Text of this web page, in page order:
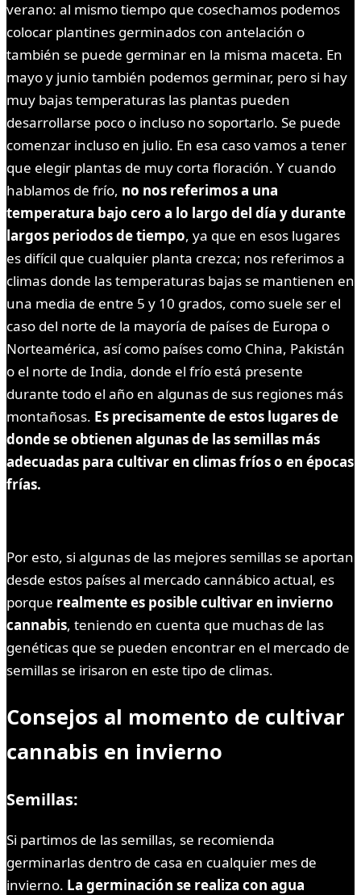
verano: al mismo tiempo que cosechamos podemos
colocar plantines germinados con antelación o
también se puede germinar en la misma maceta. En
mayo y junio también podemos germinar, pero si hay
muy bajas temperaturas las plantas pueden
desarrollarse poco o incluso no soportarlo. Se puede
comenzar incluso en julio. En esa caso vamos a tener
que elegir plantas de muy corta floración. Y cuando
hablamos de frío, no nos referimos a una
temperatura bajo cero a lo largo del día y durante
largos periodos de tiempo, ya que en esos lugares
es difícil que cualquier planta crezca; nos referimos a
climas donde las temperaturas bajas se mantienen en
una media de entre 5 y 10 grados, como suele ser el
caso del norte de la mayoría de países de Europa o
Norteamérica, así como países como China, Pakistán
o el norte de India, donde el frío está presente
durante todo el año en algunas de sus regiones más
montañosas. Es precisamente de estos lugares de
donde se obtienen algunas de las semillas más
adecuadas para cultivar en climas fríos o en épocas
frías.
Por esto, si algunas de las mejores semillas se aportan
desde estos países al mercado cannábico actual, es
porque realmente es posible cultivar en invierno
cannabis, teniendo en cuenta que muchas de las
genéticas que se pueden encontrar en el mercado de
semillas se irisaron en este tipo de climas.
Consejos al momento de cultivar
cannabis en invierno
Semillas:
Si partimos de las semillas, se recomienda
germinarlas dentro de casa en cualquier mes de
invierno. La germinación se realiza con agua